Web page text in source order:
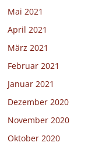
Mai 2021
April 2021
März 2021
Februar 2021
Januar 2021
Dezember 2020
November 2020
Oktober 2020